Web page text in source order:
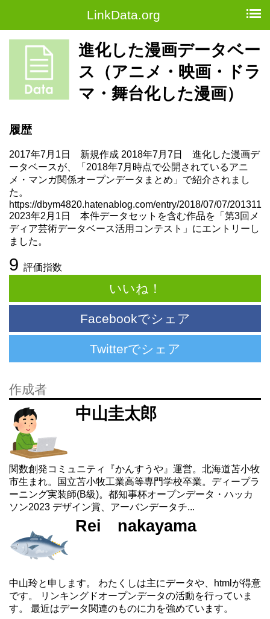
LinkData.org
進化した漫画データベー
ス（アニメ・映画・ドラ
マ・舞台化した漫画）
履歴
2017年7月1日 新規作成 2018年7月7日 進化した漫画デ
ータベースが、「2018年7月時点で公開されているアニ
メ・マンガ関係オープンデータまとめ」で紹介されまし
た。
https://dbym4820.hatenablog.com/entry/2018/07/07/201311
2023年2月1日 本件データセットを含む作品を「第3回メ
ディア芸術データベース活用コンテスト」にエントリーし
ました。
9 評価指数
いいね！
Facebookでシェア
Twitterでシェア
作成者
中山圭太郎
関数創発コミュニティ『かんすうや』運営。北海道苫小牧
市生まれ。国立苫小牧工業高等専門学校卒業。ディープラ
ーニング実装師(B級)。都知事杯オープンデータ・ハッカ
ソン2023 デザイン賞、アーバンデータチ...
Rei nakayama
中山玲と申します。 わたくしは主にデータや、htmlが得意
です。 リンキングドオープンデータの活動を行っていま
す。 最近はデータ関連のものに力を強めています。